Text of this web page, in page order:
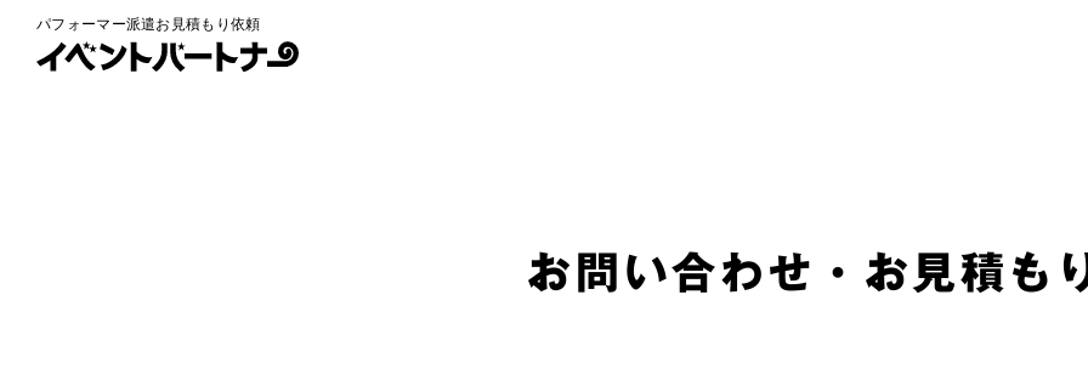
パフォーマー派遣お見積もり依頼
お問い合わせ・お見積も